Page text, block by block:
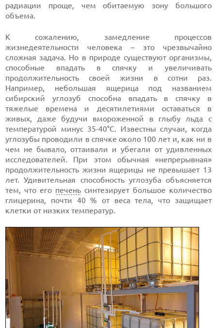
радиации проще, чем обитаемую зону большого
объема.
К сожалению, замедление процессов
жизнедеятельности человека – это чрезвычайно
сложная задача. Но в природе существуют организмы,
способные впадать в спячку и увеличивать
продолжительность своей жизни в сотни раз.
Например, небольшая ящерица под названием
сибирский углозуб способна впадать в спячку в
тяжелые времена и десятилетиями оставаться в
живых, даже будучи вмороженной в глыбу льда с
температурой минус 35-40°С. Известны случаи, когда
углозубы проводили в спячке около 100 лет и, как ни в
чем не бывало, оттаивали и убегали от удивленных
исследователей. При этом обычная «непрерывная»
продолжительность жизни ящерицы не превышает 13
лет. Удивительная способность углозуба объясняется
тем, что его печень синтезирует большое количество
глицерина, почти 40 % от веса тела, что защищает
клетки от низких температур.